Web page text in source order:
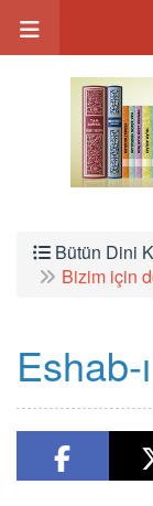
Bütün Dini
Bizim için